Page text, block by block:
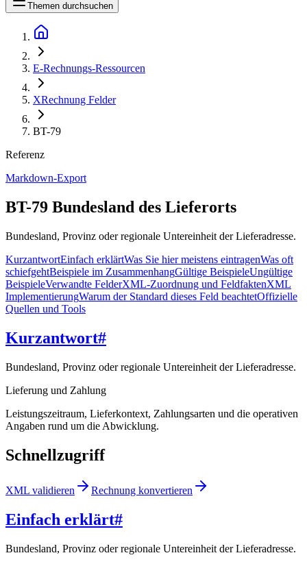
Themen durchsuchen
E-Rechnungs-Ressourcen
XRechnung Felder
BT-79
Referenz
Markdown-Export
BT-79 Bundesland des Lieferorts
Bundesland, Provinz oder regionale Untereinheit der Lieferadresse.
KurzantwortEinfach erklärtWas Sie hier meistens eintragenWas oft
schiefgehtBeispiele im ZusammenhangGültige BeispieleUngültige
BeispieleVerwandte FelderXML-Zuordnung und FeldfaktenXML
ImplementierungWarum der Standard dieses Feld beachtetOffizielle
Quellen und Tools
Kurzantwort#
Bundesland, Provinz oder regionale Untereinheit der Lieferadresse.
Lieferung und Zahlung
Leistungszeitraum, Lieferkontext, Zahlungsarten und die operativen
Angaben rund um die Abwicklung.
Schnellzugriff
XML validieren Rechnung konvertieren
Einfach erklärt#
Bundesland, Provinz oder regionale Untereinheit der Lieferadresse.